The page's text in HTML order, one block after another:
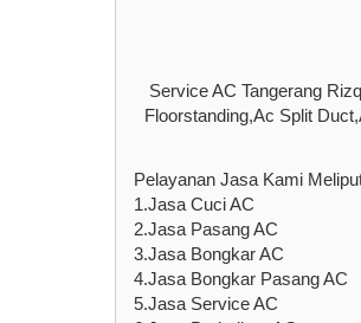
Service AC Tangerang
Floorstanding,Ac Split
Pelayanan Jasa Kami
1.Jasa Cuci AC
2.Jasa Pasang AC
3.Jasa Bongkar AC
4.Jasa Bongkar Pasang AC
5.Jasa Service AC